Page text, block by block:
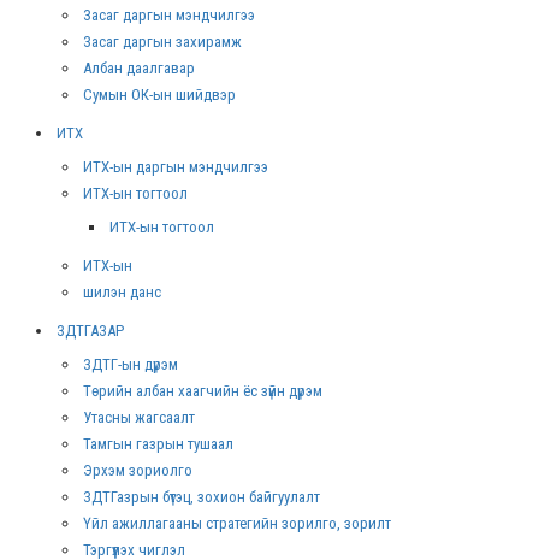
Засаг даргын мэндчилгээ
Засаг даргын захирамж
Албан даалгавар
Сумын ОК-ын шийдвэр
ИТХ
ИТХ-ын даргын мэндчилгээ
ИТХ-ын тогтоол
ИТХ-ын тогтоол
ИТХ-ын
шилэн данс
ЗДТГАЗАР
ЗДТГ-ын дүрэм
Төрийн албан хаагчийн ёс зүйн дүрэм
Утасны жагсаалт
Тамгын газрын тушаал
Эрхэм зориолго
ЗДТГазрын бүтэц, зохион байгуулалт
Үйл ажиллагааны стратегийн зорилго, зорилт
Тэргүүлэх чиглэл